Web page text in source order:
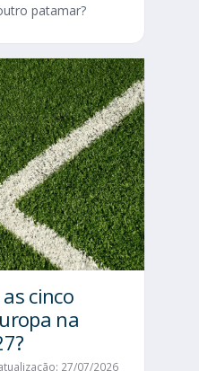
patamar?
cinco
na
27/07/2026